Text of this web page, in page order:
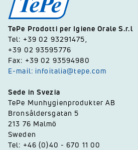
TePe Prodotti per Igiene Orale S.r.l
Tel: +39 02 93291475,
+39 02 93595776
Fax: +39 02 93594980
E-mail: infoitalia@tepe.com
Sede in Svezia
TePe Munhygienprodukter AB
Bronsåldersgatan 5
213 76 Malmö
Sweden
Tel: +46 (0)40 - 670 11 00